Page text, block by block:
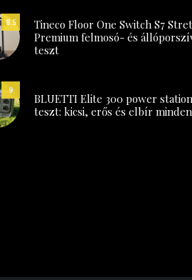
8.5
Tineco Floor One Switch S7
Premium felmosó- és
teszt
9
BLUETTI Elite 300 power station
teszt: kicsi, erős és elbír